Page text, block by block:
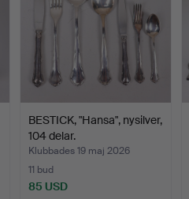
BESTICK, "Hansa", nysilver,
104 delar.
Klubbades 19 maj 2026
11 bud
85 USD